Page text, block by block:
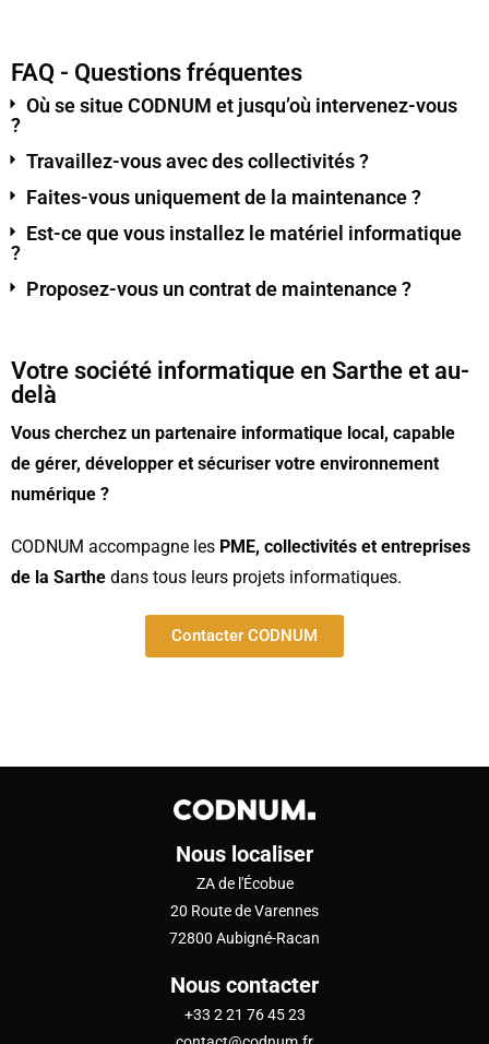
FAQ - Questions fréquentes
Où se situe CODNUM et jusqu’où intervenez-vous
?
Travaillez-vous avec des collectivités ?
Faites-vous uniquement de la maintenance ?
Est-ce que vous installez le matériel informatique
?
Proposez-vous un contrat de maintenance ?
Votre société informatique en Sarthe et au-
delà
Vous cherchez un partenaire informatique local, capable
de gérer, développer et sécuriser votre environnement
numérique ?
CODNUM accompagne les PME, collectivités et entreprises
de la Sarthe dans tous leurs projets informatiques.
Contacter CODNUM
Nous localiser
ZA de l'Écobue
20 Route de Varennes
72800 Aubigné-Racan
Nous contacter
+33 2 21 76 45 23